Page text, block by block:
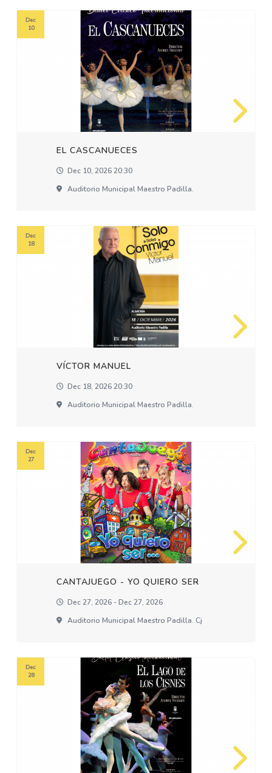
EL CASCANUECES
Dec 10, 2026 20:30
Auditorio Municipal Maestro Padilla.
Dec
10
VÍCTOR MANUEL
Dec 18, 2026 20:30
Auditorio Municipal Maestro Padilla.
Dec
18
CANTAJUEGO - YO QUIERO SER
Dec 27, 2026 - Dec 27, 2026
Auditorio Municipal Maestro Padilla. Cj
Dec
27
Dec
28